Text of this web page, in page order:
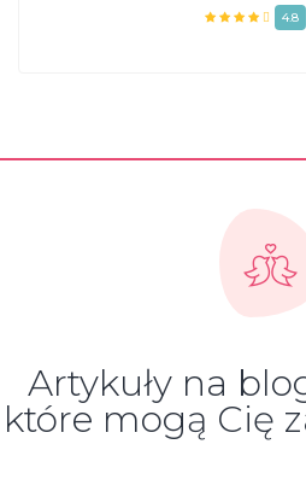
4.8
Artykuły na
które mogą Cię